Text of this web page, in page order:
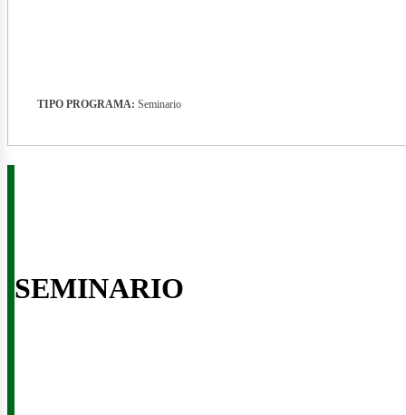
TIPO PROGRAMA: Seminario
SEMINARIO